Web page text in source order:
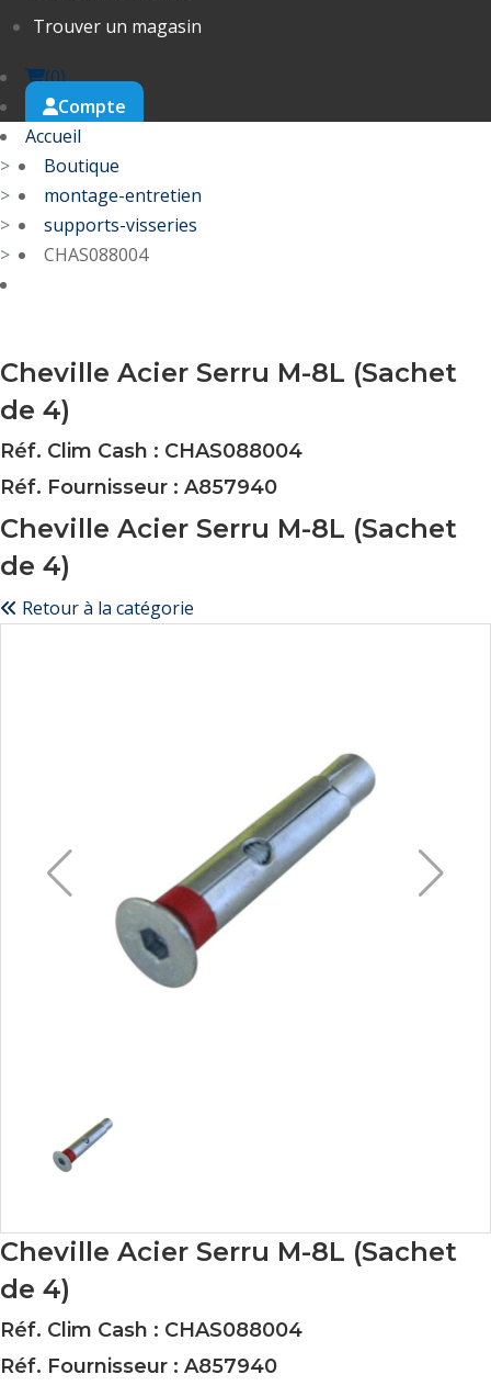
Trouver un magasin
Cart
(0)
Compte
Accueil
Boutique
montage-entretien
supports-visseries
CHAS088004
Cheville Acier Serru M-8L (Sachet
de 4)
Réf. Clim Cash : CHAS088004
Réf. Fournisseur : A857940
Cheville Acier Serru M-8L (Sachet
de 4)
Retour à la catégorie
Cheville Acier Serru M-8L (Sachet
de 4)
Réf. Clim Cash : CHAS088004
Réf. Fournisseur : A857940